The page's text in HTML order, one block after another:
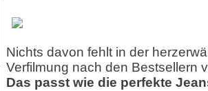
Nichts davon fehlt in der
Verfilmung nach den Bestsellern
Das passt wie die perfekte